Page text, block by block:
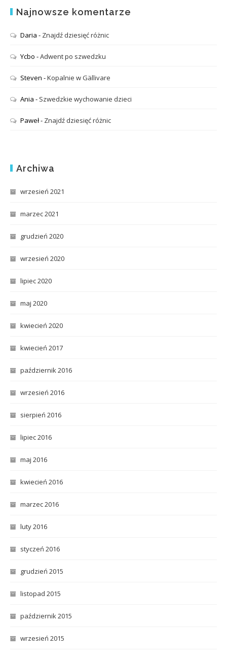
Najnowsze komentarze
Daria - Znajdź dziesięć różnic
Ycbo -Adwent po szwedzku
Steven -Kopalnie w Gällivare
Ania - Szwedzkie wychowanie dzieci
Paweł- Znajdź dziesięć różnic
Archiwa
wrzesień 2021
marzec 2021
grudzień 2020
wrzesień 2020
lipiec 2020
maj 2020
kwiecień 2020
kwiecień 2017
październik 2016
wrzesień 2016
sierpień 2016
lipiec 2016
maj 2016
kwiecień 2016
marzec 2016
luty 2016
styczeń 2016
grudzień 2015
listopad 2015
październik 2015
wrzesień 2015